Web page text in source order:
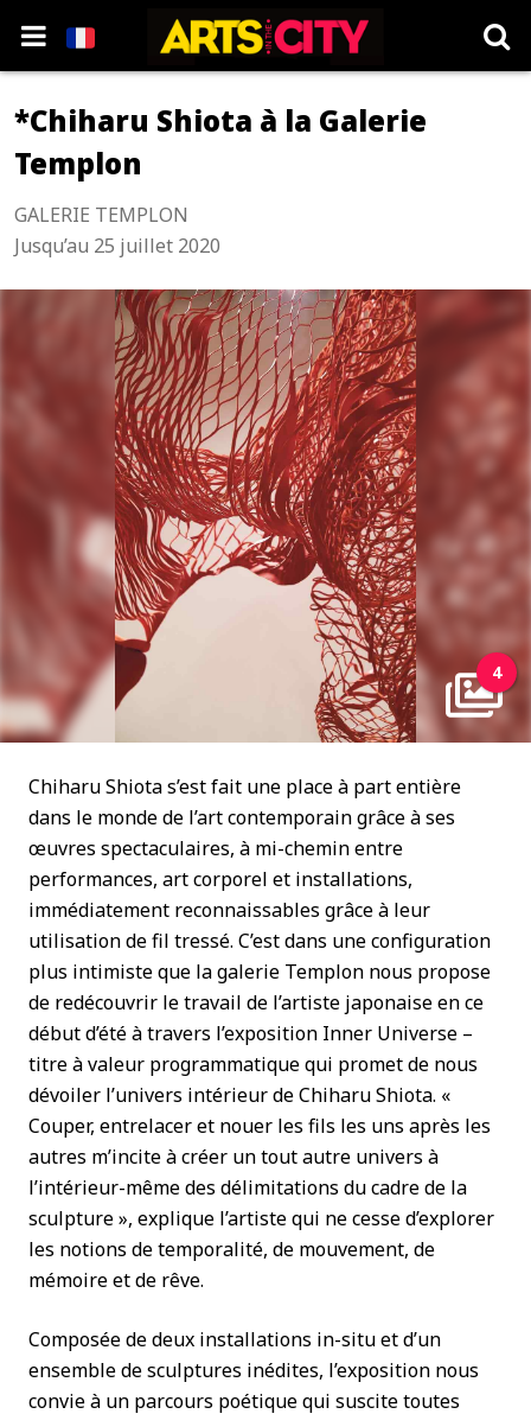
*Chiharu Shiota à la Galerie
Templon
GALERIE TEMPLON
Jusqu’au 25 juillet 2020
4
Chiharu Shiota s’est fait une place à part entière
dans le monde de l’art contemporain grâce à ses
œuvres spectaculaires, à mi-chemin entre
performances, art corporel et installations,
immédiatement reconnaissables grâce à leur
utilisation de fil tressé. C’est dans une configuration
plus intimiste que la galerie Templon nous propose
de redécouvrir le travail de l’artiste japonaise en ce
début d’été à travers l’exposition Inner Universe –
titre à valeur programmatique qui promet de nous
dévoiler l’univers intérieur de Chiharu Shiota. «
Couper, entrelacer et nouer les fils les uns après les
autres m’incite à créer un tout autre univers à
l’intérieur-même des délimitations du cadre de la
sculpture », explique l’artiste qui ne cesse d’explorer
les notions de temporalité, de mouvement, de
mémoire et de rêve.
Composée de deux installations in-situ et d’un
ensemble de sculptures inédites, l’exposition nous
convie à un parcours poétique qui suscite toutes